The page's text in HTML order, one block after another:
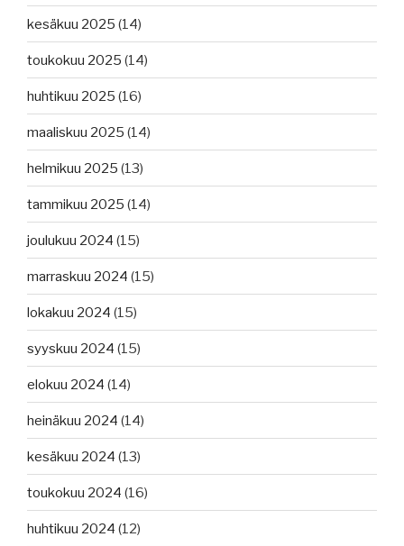
kesäkuu 2025 (14)
toukokuu 2025 (14)
huhtikuu 2025 (16)
maaliskuu 2025 (14)
helmikuu 2025 (13)
tammikuu 2025 (14)
joulukuu 2024 (15)
marraskuu 2024 (15)
lokakuu 2024 (15)
syyskuu 2024 (15)
elokuu 2024 (14)
heinäkuu 2024 (14)
kesäkuu 2024 (13)
toukokuu 2024 (16)
huhtikuu 2024 (12)